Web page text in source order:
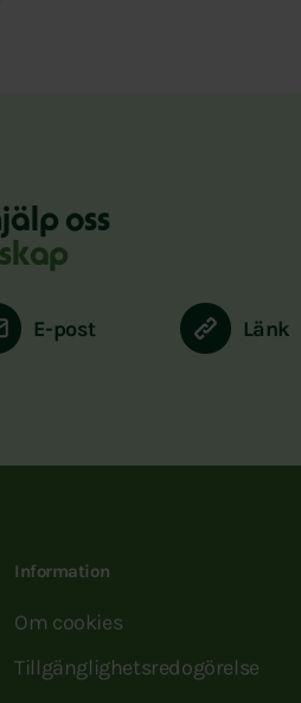
oss
E-post Länk
Information
Om cookies
Tillgänglighetsredogörelse